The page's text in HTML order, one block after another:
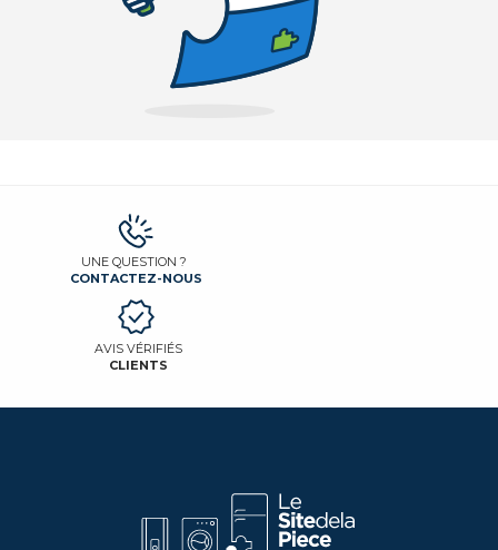
UNE QUESTION ?
CONTACTEZ-NOUS
AVIS VÉRIFIÉS
CLIENTS